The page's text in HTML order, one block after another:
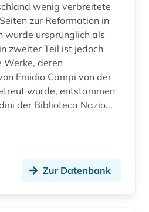
medienwissenschaft (6)
wenig verbreitete
zur Reformation in
wurde ursprünglich als
zweiter Teil ist jedoch
Werke, deren
Emidio Campi von der
wurde, entstammen
der Biblioteca Nazio...
Zur Datenbank